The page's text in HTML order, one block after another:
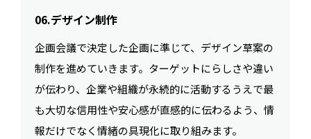
06.デザイン制作
企画会議で決定した企画に準じて、デザイン草案の
制作を進めていきます。ターゲットにらしさや違い
が伝わり、企業や組織が永続的に活動するうえで最
も大切な信用性や安心感が直感的に伝わるよう、情
報だけでなく情緒の具現化に取り組みます。